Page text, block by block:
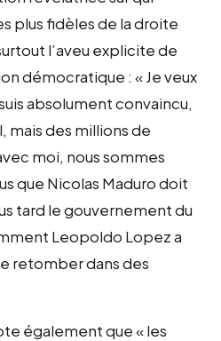
plus fidèles de la droite
l’aveu explicite de
démocratique : « Je veux
absolument convaincu,
mais des millions de
moi, nous sommes
que Nicolas Maduro doit
tard le gouvernement du
Leopoldo Lopez a
retomber dans des
également que « les